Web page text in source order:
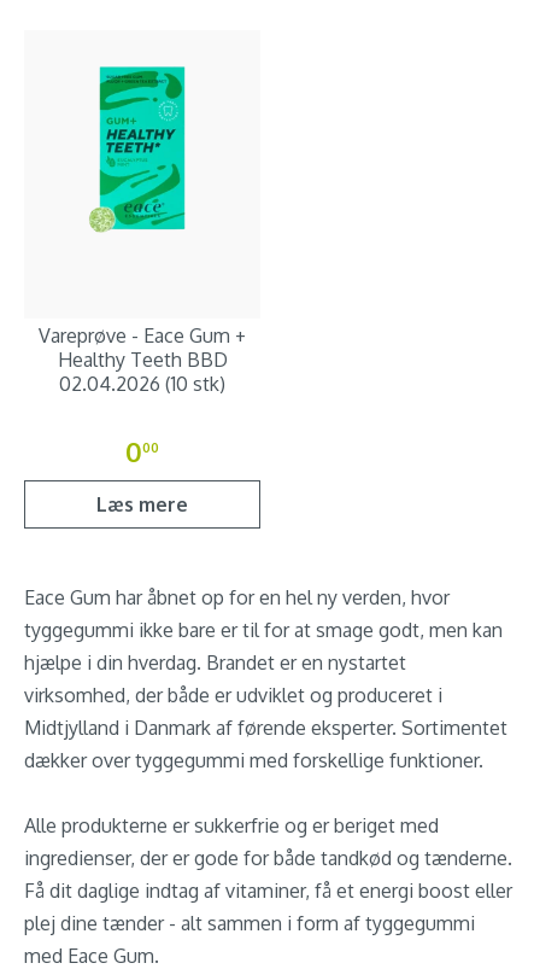
Vareprøve - Eace Gum +
Healthy Teeth BBD
02.04.2026 (10 stk)
000
Læs mere
Eace Gum har åbnet op for en hel ny verden, hvor
tyggegummi ikke bare er til for at smage godt, men kan
hjælpe i din hverdag. Brandet er en nystartet
virksomhed, der både er udviklet og produceret i
Midtjylland i Danmark af førende eksperter. Sortimentet
dækker over tyggegummi med forskellige funktioner.
Alle produkterne er sukkerfrie og er beriget med
ingredienser, der er gode for både tandkød og tænderne.
Få dit daglige indtag af vitaminer, få et energi boost eller
plej dine tænder - alt sammen i form af tyggegummi
med Eace Gum.